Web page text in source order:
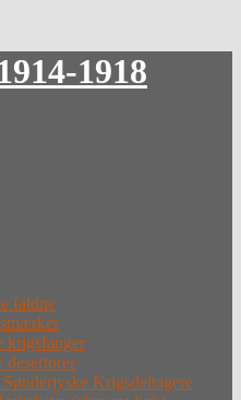
1918
faldne
krigsfanger
desertører
Krigsdeltagere